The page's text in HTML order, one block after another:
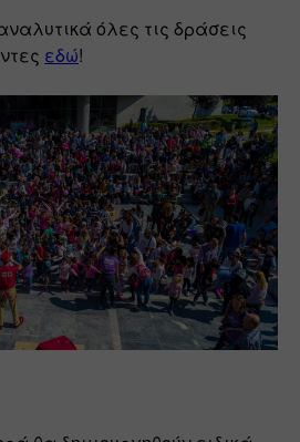
όλες τις δράσεις
εδώ!